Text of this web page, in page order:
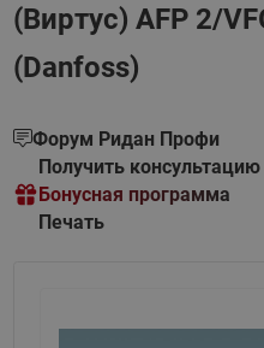
(Виртус) AFP 2/
(Danfoss)
Форум Ридан Профи
Получить консультацию
Бонусная программа
Печать